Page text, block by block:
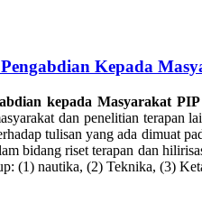
Kepada
kepada Masyarakat
dan penelitian
tulisan yang ada dimuat
bidang riset terapan dan
(1) nautika, (2) Teknika, (3)